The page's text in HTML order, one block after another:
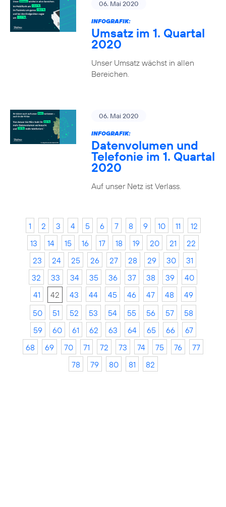
06. Mai 2020
INFOGRAFIK:
Umsatz im 1. Quartal
2020
Unser Umsatz wächst in allen
Bereichen.
06. Mai 2020
INFOGRAFIK:
Datenvolumen und
Telefonie im 1. Quartal
2020
Auf unser Netz ist Verlass.
1 2 3 4 5 6 7 8 9 10 11
12
13
14 15 16 17 18 19 20 21
22
23
24 25 26 27 28 29 30
31
32
33 34 35 36 37 38 39
40
41
42 43 44 45 46 47 48
49
50
51 52 53 54 55 56 57
58
59
60 61 62 63 64 65 66
67
68
69 70 71 72 73 74 75 76
77
78
79 80 81 82